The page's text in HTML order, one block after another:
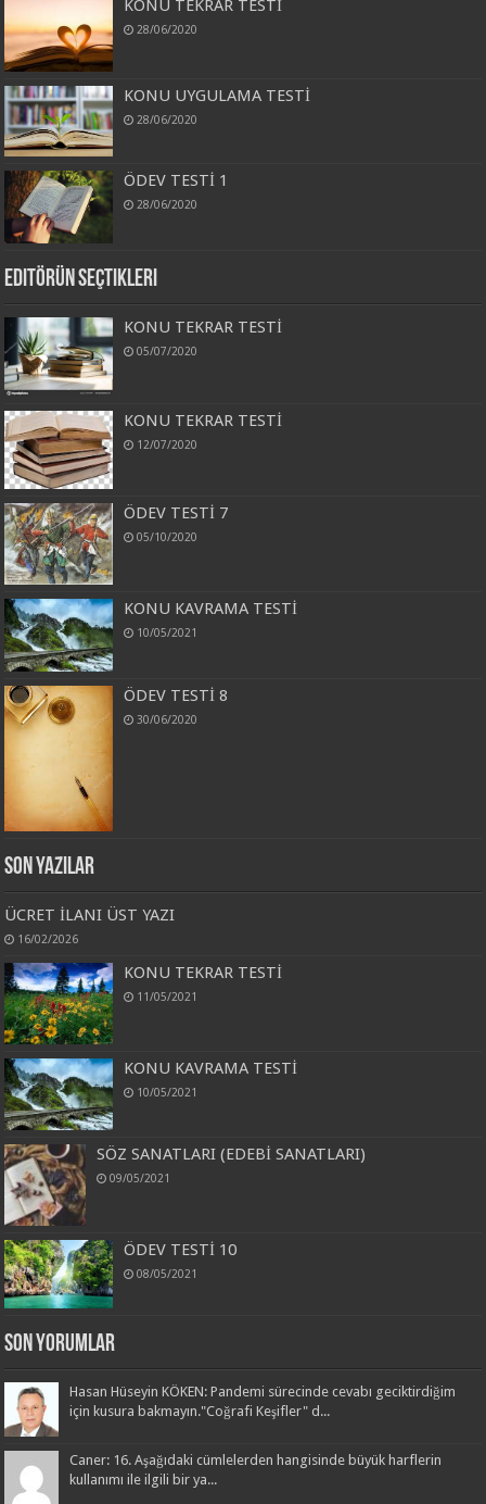
KONU TEKRAR TESTİ
28/06/2020
KONU UYGULAMA TESTİ
28/06/2020
ÖDEV TESTİ 1
28/06/2020
Editörün Seçtikleri
KONU TEKRAR TESTİ
05/07/2020
KONU TEKRAR TESTİ
12/07/2020
ÖDEV TESTİ 7
05/10/2020
KONU KAVRAMA TESTİ
10/05/2021
ÖDEV TESTİ 8
30/06/2020
Son Yazılar
ÜCRET İLANI ÜST YAZI
16/02/2026
KONU TEKRAR TESTİ
11/05/2021
KONU KAVRAMA TESTİ
10/05/2021
SÖZ SANATLARI (EDEBİ SANATLARI)
09/05/2021
ÖDEV TESTİ 10
08/05/2021
Son Yorumlar
Hasan Hüseyin KÖKEN: Pandemi sürecinde cevabı geciktirdiğim
için kusura bakmayın."Coğrafi Keşifler" d...
Caner: 16. Aşağıdaki cümlelerden hangisinde büyük harflerin
kullanımı ile ilgili bir ya...